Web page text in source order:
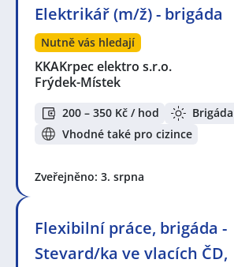
Elektrikář (m/ž) - brigáda
Nutně vás hledají
KKAKrpec elektro s.r.o.
Frýdek-Místek
200 – 350 Kč / hod
Brigáda
Vhodné také pro cizince
Zveřejněno: 3. srpna
Flexibilní práce, brigáda -
Stevard/ka ve vlacích ČD,